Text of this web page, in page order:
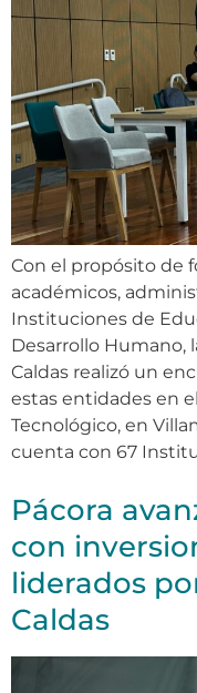
Con el propósito de
académicos,
Instituciones de
Desarrollo Humano,
Caldas realizó un
estas entidades en
Tecnológico, en
cuenta con 67
Pácora
con
liderados
Caldas